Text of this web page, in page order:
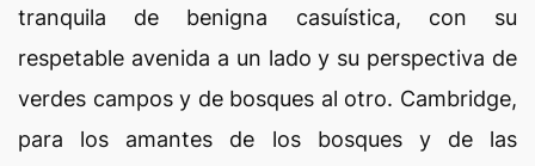
tranquila de benigna casuística, con su
respetable avenida a un lado y su perspectiva de
verdes campos y de bosques al otro. Cambridge,
para los amantes de los bosques y de las